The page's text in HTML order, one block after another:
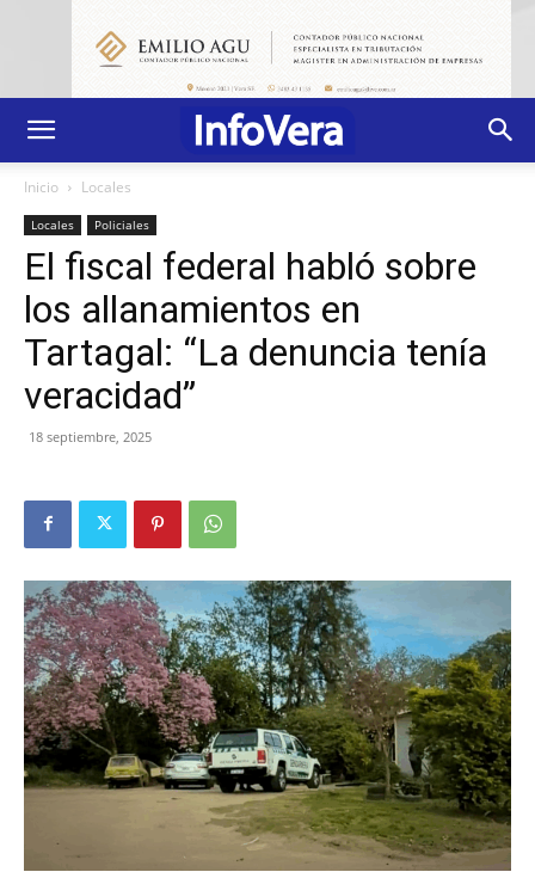
Inicio Locales
Locales Policiales
El fiscal federal habló sobre
los allanamientos en
Tartagal: “La denuncia tenía
veracidad”
18 septiembre, 2025